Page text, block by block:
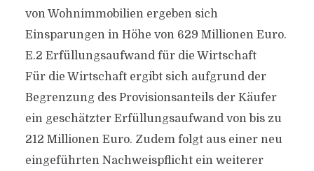
von Wohnimmobilien ergeben sich
Einsparungen in Höhe von 629 Millionen Euro.
E.2 Erfüllungsaufwand für die Wirtschaft
Für die Wirtschaft ergibt sich aufgrund der
Begrenzung des Provisionsanteils der Käufer
ein geschätzter Erfüllungsaufwand von bis zu
212 Millionen Euro. Zudem folgt aus einer neu
eingeführten Nachweispflicht ein weiterer